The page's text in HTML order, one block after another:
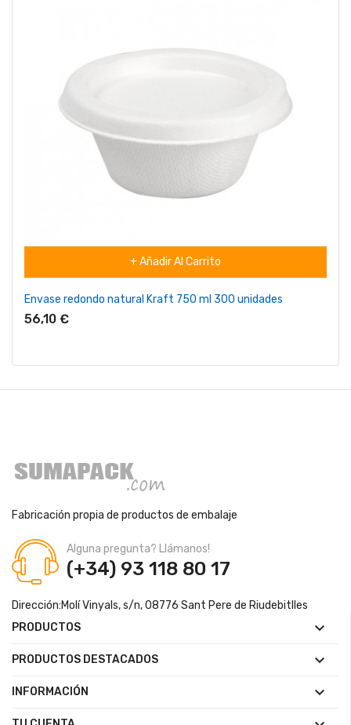
+ Añadir Al Carrito
Envase redondo natural Kraft 750 ml 300 unidades
56,10 €
Fabricación propia de productos de embalaje
Alguna pregunta? Llámanos!
(+34) 93 118 80 17
Dirección:Molí Vinyals, s/n, 08776 Sant Pere de Riudebitlles
PRODUCTOS

PRODUCTOS DESTACADOS 
INFORMACIÓN 